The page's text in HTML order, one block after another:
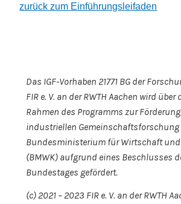
zurück zum Einführungsleifaden
Das IGF-Vorhaben 21771 BG der
FIR e. V. an der RWTH Aachen wird über
Rahmen des Programms zur
industriellen Gemeinschaftsforschung
Bundesministerium für Wirtschaft
(BMWK) aufgrund eines Beschlusses
Bundestages gefördert.
(c) 2021 – 2023 FIR e. V. an der RWTH